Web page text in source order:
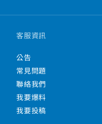
客服資訊
公告
常見問題
聯絡我們
我要爆料
我要投稿